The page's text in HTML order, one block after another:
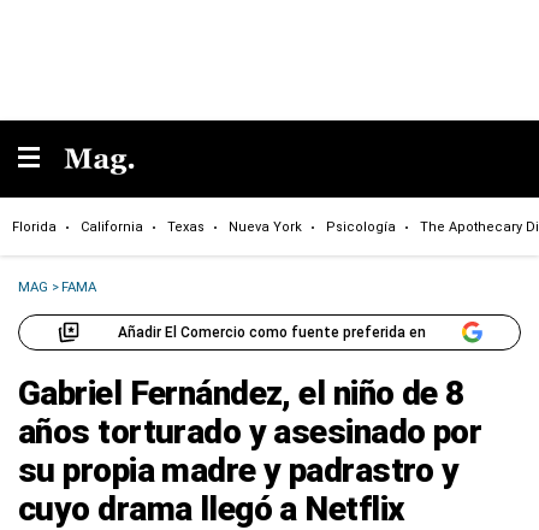
Florida California Texas Nueva York Psicología The Apothecary
MAG >FAMA
Añadir El Comercio como fuente preferida en
Gabriel Fernández, el niño de 8
años torturado y asesinado por
su propia madre y padrastro y
cuyo drama llegó a Netflix